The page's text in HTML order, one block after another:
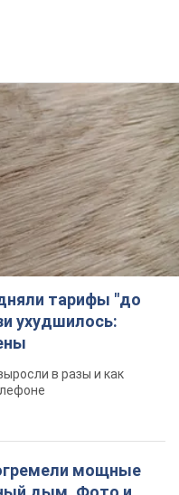
тарифы "до
ухудшилось:
в разы и как
мощные
дым. Фото и
произошел
есть